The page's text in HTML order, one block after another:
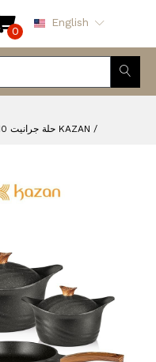
0
English
حلة جرانيت 10 ق موديل كورى حلة 32 سم + جريل+ مقلاية KAZAN /